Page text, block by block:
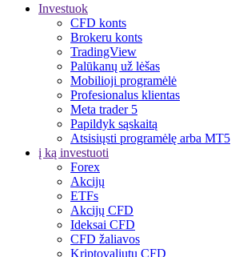
Investuok
CFD konts
Brokeru konts
TradingView
Palūkanų už lėšas
Mobilioji programėlė
Profesionalus klientas
Meta trader 5
Papildyk sąskaitą
Atsisiųsti programėlę arba MT5
į ką investuoti
Forex
Akcijų
ETFs
Akcijų CFD
Ideksai CFD
CFD žaliavos
Kriptovaliutų CFD